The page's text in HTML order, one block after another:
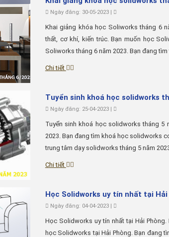
Ngày đăng: 30-05-2023 |
Khai giảng khóa học Soliworks tháng 6
thất, cơ khí, kiến trúc. Bạn muốn học
Soliworks tháng 6 năm 2023. Bạn đang
Chi tiết
Tuyển sinh khoá học solidworks
Ngày đăng: 25-04-2023 |
Tuyển sinh khoá học solidworks tháng 5
2023. Bạn đang tìm khoá học solidworks
trung tâm dạy solidworks tháng 5 năm
Chi tiết
Học Solidworks uy tín nhất tại Hải
Ngày đăng: 04-04-2023 |
Học Solidworks uy tín nhất tại Hải
học Solidworks tại Hải Phòng. Bạn đang